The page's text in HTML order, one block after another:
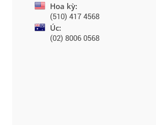
Hoa kỳ:
(510) 417 4568
Úc:
(02) 8006 0568